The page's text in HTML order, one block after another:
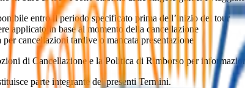
entro il periodo specificato prima dell’inizio del tour
applicato in base al momento della cancellazione
cancellazioni tardive o mancata presentazione
di Cancellazione e la Politica di Rimborso per
parte integrante dei presenti Termini.